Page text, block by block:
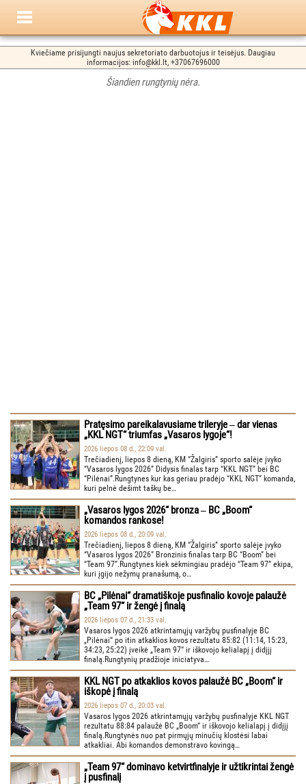
Kviečiame prisijungti naujus sekretoriato darbuotojus ir teisėjus. Daugiau
informacijos: info@kkl.lt, +37067696000
Šiandien rungtynių nėra.
Pratęsimo pareikalavusiame trileryje ‒ dar vienas
„KKL NGT“ triumfas „Vasaros lygoje“!
2026 liepos 08 d., 22:09 val.
Trečiadienį, liepos 8 dieną, KM “Žalgiris” sporto salėje įvyko
“Vasaros lygos 2026” Didysis finalas tarp “KKL NGT” bei BC
“Pilėnai”.Rungtynes kur kas geriau pradėjo “KKL NGT” komanda,
kuri pelnė dešimt taškų be…
„Vasaros lygos 2026“ bronza ‒ BC „Boom“
komandos rankose!
2026 liepos 08 d., 20:09 val.
Trečiadienį, liepos 8 dieną, KM “Žalgiris” sporto salėje įvyko
“Vasaros lygos 2026” Bronzinis finalas tarp BC “Boom” bei
“Team 97”.Rungtynes kiek sėkmingiau pradėjo “Team 97” ekipa,
kuri įgijo nežymų pranašumą, o…
BC „Pilėnai“ dramatiškoje pusfinalio kovoje palaužė
„Team 97“ ir žengė į finalą
2026 liepos 07 d., 21:33 val.
Vasaros lygos 2026 atkrintamųjų varžybų pusfinalyje BC
„Pilėnai“ po itin atkaklios kovos rezultatu 85:82 (11:14, 15:23,
34:23, 25:22) įveikė „Team 97“ ir iškovojo kelialapį į didįjį
finalą.Rungtynių pradžioje iniciatyva…
KKL NGT po atkaklios kovos palaužė BC „Boom“ ir
iškopė į finalą
2026 liepos 07 d., 20:03 val.
Vasaros lygos 2026 atkrintamųjų varžybų pusfinalyje KKL NGT
rezultatu 88:84 palaužė BC „Boom“ ir iškovojo kelialapį į didįjį
finalą.Rungtynės nuo pat pirmųjų minučių klostėsi labai
atkakliai. Abi komandos demonstravo kovingą…
„Team 97“ dominavo ketvirtfinalyje ir užtikrintai žengė
į pusfinalį